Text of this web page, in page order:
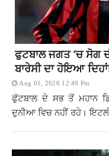
ਫੁਟਬਾਲ ਜਗਤ ‘ਚ ਸੋਗ
ਬਾਰੇਸੀ ਦਾ ਹੋਇਆ
Aug 01, 2026 12:49 Pm
ਫੁੱਟਬਾਲ ਦੇ ਸਭ ਤੋਂ ਮਹਾਨ
ਦੁਨੀਆ ਵਿਚ ਨਹੀਂ ਰਹੇ।